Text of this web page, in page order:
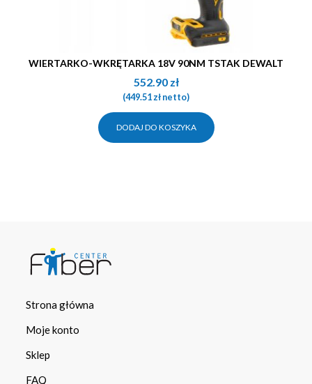
WIERTARKO-WKRĘTARKA 18V 90NM TSTAK DEWALT
552.90 zł
(449.51złnetto)
DODAJ DO KOSZYKA
Strona główna
Moje konto
Sklep
FAQ